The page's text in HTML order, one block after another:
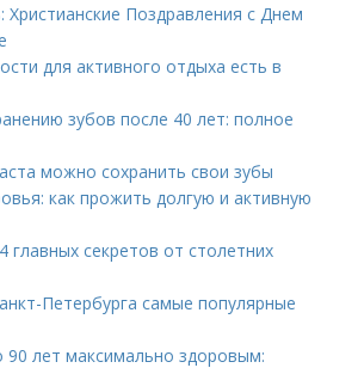
Христианские Поздравления с Днем
для активного отдыха есть в
зубов после 40 лет: полное
можно сохранить свои зубы
как прожить долгую и активную
главных секретов от столетних
Петербурга самые популярные
90 лет максимально здоровым: